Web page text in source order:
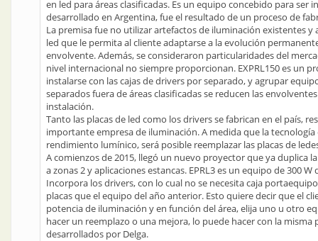
en led para áreas clasificadas. Es un equipo concebido para ser
desarrollado en Argentina, fue el resultado de un proceso de
La premisa fue no utilizar artefactos de iluminación existentes
led que le permita al cliente adaptarse a la evolución
envolvente. Además, se consideraron particularidades del
nivel internacional no siempre proporcionan. EXPRL150 es un
instalarse con las cajas de drivers por separado, y agrupar
separados fuera de áreas clasificadas se reducen las
instalación.
Tanto las placas de led como los drivers se fabrican en el país,
importante empresa de iluminación. A medida que la
rendimiento lumínico, será posible reemplazar las placas de
A comienzos de 2015, llegó un nuevo proyector que ya duplica
a zonas 2 y aplicaciones estancas. EPRL3 es un equipo de 300
Incorpora los drivers, con lo cual no se necesita caja
placas que el equipo del año anterior. Esto quiere decir que el
potencia de iluminación y en función del área, elija uno u otro
hacer un reemplazo o una mejora, lo puede hacer con la misma
desarrollados por Delga.